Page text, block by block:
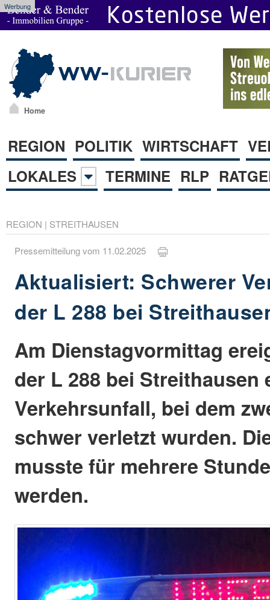
Werbung
Home
REGION POLITIK WIRTSCHAFT
LOKALES
TERMINE RLP
REGION | STREITHAUSEN
Pressemitteilung vom 11.02.2025
Aktualisiert: Schwerer
der L 288 bei
Am Dienstagvormittag
der L 288 bei Streithausen
Verkehrsunfall, bei dem
schwer verletzt wurden.
musste für mehrere
werden.